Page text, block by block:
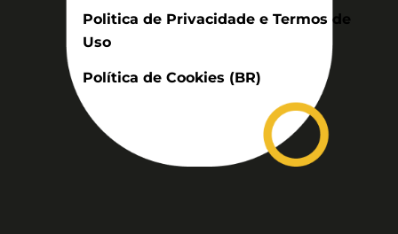
Politica de Privacidade e Termos de
Uso
Política de Cookies (BR)